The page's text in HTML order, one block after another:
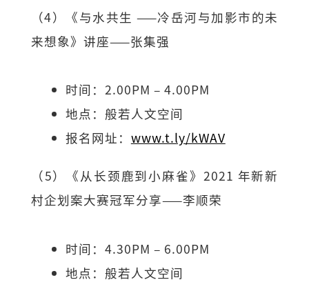
（4）《与水共生 ——冷岳河与加影市的未
来想象》讲座——张集强
时间：2.00PM – 4.00PM
地点：般若人文空间
报名网址： www.t.ly/kWAV
（5）《从长颈鹿到小麻雀》2021 年新新
村企划案大赛冠军分享——李顺荣
时间：4.30PM – 6.00PM
地点：般若人文空间